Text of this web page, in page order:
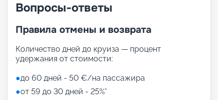
Вопросы-ответы
Правила отмены и возврата
Количество дней до круиза — процент
удержания от стоимости:
●до 60 дней - 50 €/на пассажира
●от 59 до 30 дней - 25%*